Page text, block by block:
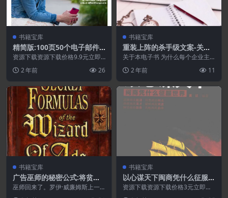
书籍宝库
精简版:100页50个电子邮件
模板.PDF
资源下载资源下载价格9.9元立即
资源永久更新资源!...
2 年前 26
书籍宝库
重装上阵的杀手级文案-关于
如何撰写畅销文案的高级指
南.PDF
关于本电子书 为什么每个企业主
售额、节省时间并以闪...
2 年前 11
书籍宝库
广告巫师的秘密公式:将贫民
变成王子,将铅变成黄金-Roy
H. Williams
巫师回来了。罗伊·威廉姆斯上一
书籍宝库
以心谋天下闽商凭什么征服世
界.PDF
资源下载资源下载价格3元立即购